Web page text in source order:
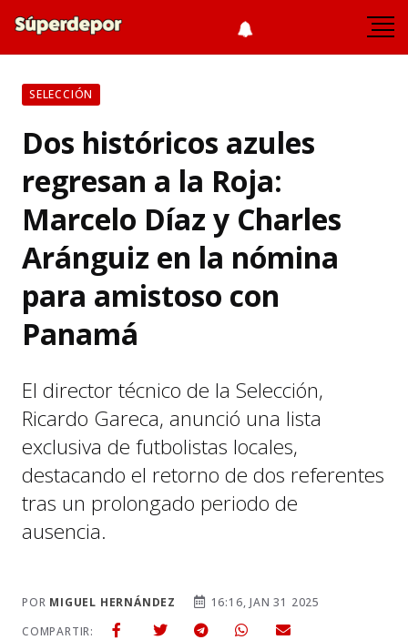
SELECCIÓN
Dos históricos azules
regresan a la Roja:
Marcelo Díaz y Charles
Aránguiz en la nómina
para amistoso con
Panamá
El director técnico de la Selección,
Ricardo Gareca, anunció una lista
exclusiva de futbolistas locales,
destacando el retorno de dos referentes
tras un prolongado periodo de
ausencia.
POR MIGUEL HERNÁNDEZ
16:16, JAN 31 2025
COMPARTIR: